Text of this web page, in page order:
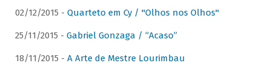
02/12/2015 - Quarteto em Cy / "Olhos nos Olhos"
25/11/2015 - Gabriel Gonzaga / “Acaso”
18/11/2015 - A Arte de Mestre Lourimbau